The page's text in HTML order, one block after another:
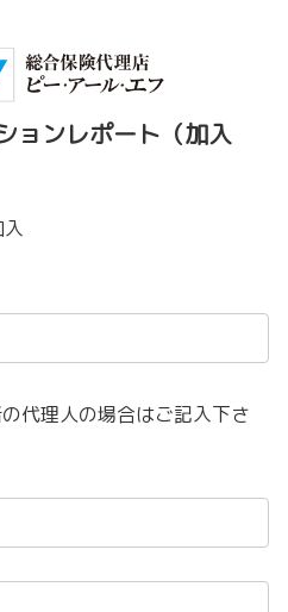
ョンレポート（加入
代理人の場合はご記入下さ